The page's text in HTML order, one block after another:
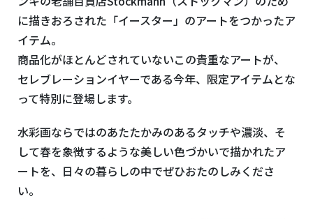
に描きおろされた「イースター」のアートをつかったア
イテム。
商品化がほとんどされていないこの貴重なアートが、
セレブレーションイヤーである今年、限定アイテムとな
って特別に登場します。
水彩画ならではのあたたかみのあるタッチや濃淡、そ
して春を象徴するような美しい色づかいで描かれたア
ートを、日々の暮らしの中でぜひおたのしみくださ
い。